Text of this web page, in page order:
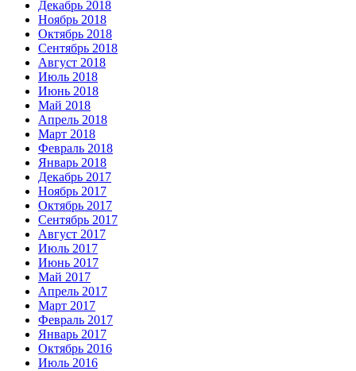
Декабрь 2018
Ноябрь 2018
Октябрь 2018
Сентябрь 2018
Август 2018
Июль 2018
Июнь 2018
Май 2018
Апрель 2018
Март 2018
Февраль 2018
Январь 2018
Декабрь 2017
Ноябрь 2017
Октябрь 2017
Сентябрь 2017
Август 2017
Июль 2017
Июнь 2017
Май 2017
Апрель 2017
Март 2017
Февраль 2017
Январь 2017
Октябрь 2016
Июль 2016